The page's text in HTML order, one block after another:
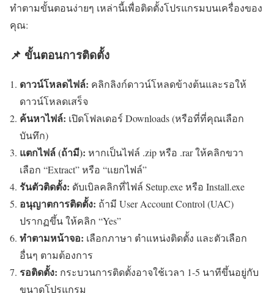
ทำตามขั้นตอนง่ายๆ เหล่านี้เพื่อติดตั้งโปรแกรมบนเครื่องของ
คุณ:
📌 ขั้นตอนการติดตั้ง
ดาวน์โหลดไฟล์: คลิกลิงก์ดาวน์โหลดข้างต้นและรอให้
ดาวน์โหลดเสร็จ
ค้นหาไฟล์: เปิดโฟลเดอร์ Downloads (หรือที่ที่คุณเลือก
บันทึก)
แตกไฟล์ (ถ้ามี): หากเป็นไฟล์ .zip หรือ .rar ให้คลิกขวา
เลือก “Extract” หรือ “แยกไฟล์”
รันตัวติดตั้ง: ดับเบิลคลิกที่ไฟล์ Setup.exe หรือ Install.exe
อนุญาตการติดตั้ง: ถ้ามี User Account Control (UAC)
ปรากฏขึ้น ให้คลิก “Yes”
ทำตามหน้าจอ: เลือกภาษา ตำแหน่งติดตั้ง และตัวเลือก
อื่นๆ ตามต้องการ
รอติดตั้ง: กระบวนการติดตั้งอาจใช้เวลา 1-5 นาทีขึ้นอยู่กับ
ขนาดโปรแกรม